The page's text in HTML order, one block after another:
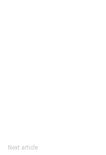
Next article